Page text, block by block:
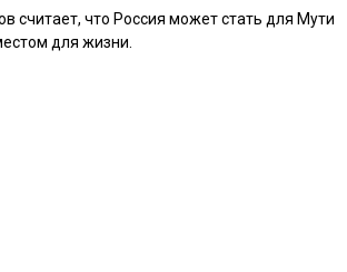
считает, что Россия может стать для Мути
для жизни.